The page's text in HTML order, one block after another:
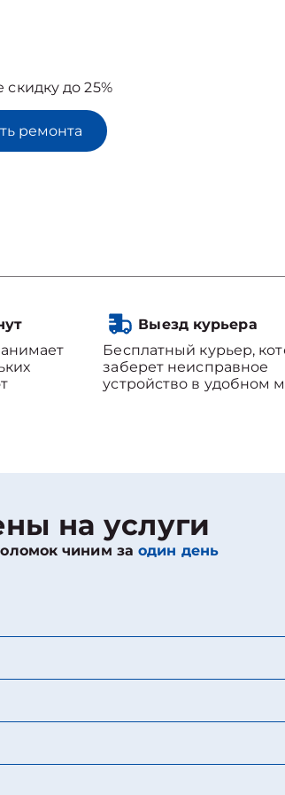
до 25%
ремонта
Выезд курьера
Бесплатный курьер,
заберет неисправное
устройство в удобном
на услуги
чиним заодин день